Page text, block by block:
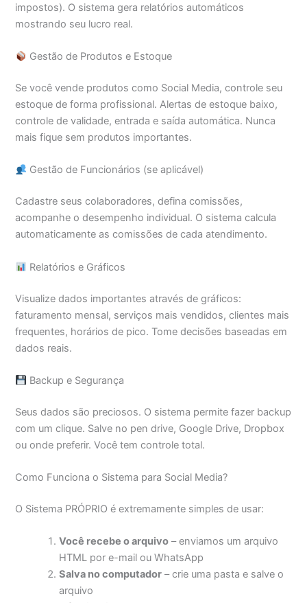
impostos). O sistema gera relatórios automáticos
mostrando seu lucro real.
Gestão de Produtos e Estoque
Se você vende produtos como Social Media, controle seu
estoque de forma profissional. Alertas de estoque baixo,
controle de validade, entrada e saída automática. Nunca
mais fique sem produtos importantes.
Gestão de Funcionários (se aplicável)
Cadastre seus colaboradores, defina comissões,
acompanhe o desempenho individual. O sistema calcula
automaticamente as comissões de cada atendimento.
Relatórios e Gráficos
Visualize dados importantes através de gráficos:
faturamento mensal, serviços mais vendidos, clientes mais
frequentes, horários de pico. Tome decisões baseadas em
dados reais.
Backup e Segurança
Seus dados são preciosos. O sistema permite fazer backup
com um clique. Salve no pen drive, Google Drive, Dropbox
ou onde preferir. Você tem controle total.
Como Funciona o Sistema para Social Media?
O Sistema PRÓPRIO é extremamente simples de usar:
Você recebe o arquivo – enviamos um arquivo
HTML por e-mail ou WhatsApp
Salva no computador – crie uma pasta e salve o
arquivo